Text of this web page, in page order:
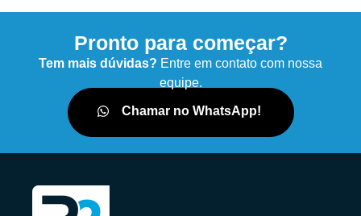
Pronto para começar?
Tem mais dúvidas? Entre em contato com nossa
equipe.
Chamar no WhatsApp!